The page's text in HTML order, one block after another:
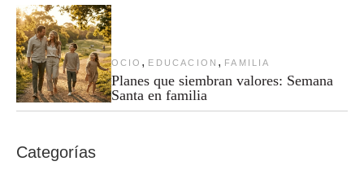
OCIO , EDUCACION , FAMILIA
Planes que siembran valores: Semana
Santa en familia
Categorías